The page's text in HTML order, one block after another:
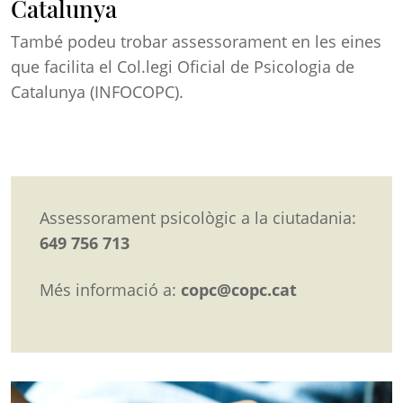
Catalunya
També podeu trobar assessorament en les eines
que facilita el Col.legi Oficial de Psicologia de
Catalunya (INFOCOPC).
Assessorament psicològic a la ciutadania:
649 756 713
Més informació a: copc@copc.cat